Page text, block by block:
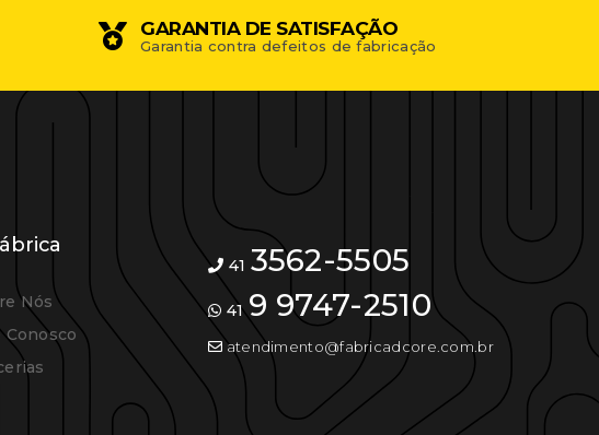
GARANTIA DE SATISFAÇÃO
Garantia contra defeitos de fabricação
Nós
Conosco
41 3562-5505
41 9 9747-2510
atendimento@fabricadcore.com.br